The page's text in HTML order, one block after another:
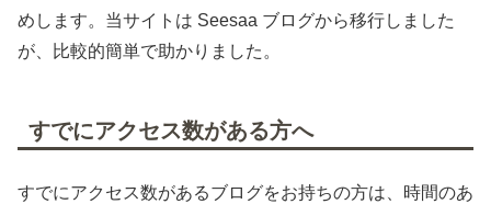
めします。当サイトは Seesaa ブログから移行しました
が、比較的簡単で助かりました。
すでにアクセス数がある方へ
すでにアクセス数があるブログをお持ちの方は、時間のあ